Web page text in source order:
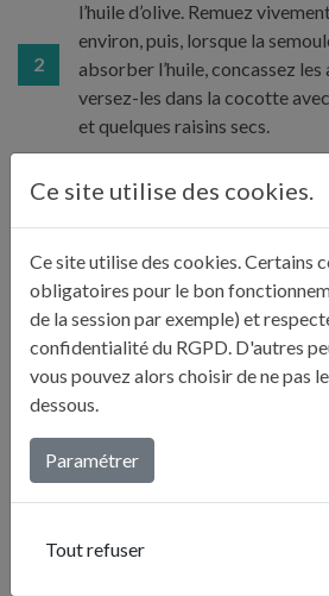
2
l’huile d’olive. Remuez
environ, puis, lorsque la
absorber l’huile, concassez
versez-les dans la cocotte
et quelques raisins secs.
3
Versez ensuite le sirop de
semoule qui va l’absorber
minutes, versez la préparation
des morceaux de kumquats
refroidir jusqu’à ce que le
«Préparez ce gâteau la veille, imbibé
n’en sera que meilleur. Vous
Ce site utilise des cookies.
Ce site utilise des cookies. Certains
obligatoires pour le bon
de la session par exemple) et
confidentialité du RGPD. D'autres
vous pouvez alors choisir de ne pas
dessous.
Paramétrer
Tout refuser